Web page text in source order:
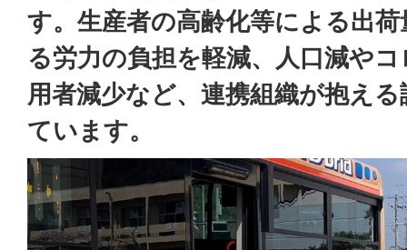
す。生産者の高齢化等による出
る労力の負担を軽減、人口減や
用者減少など、連携組織が抱え
ています。